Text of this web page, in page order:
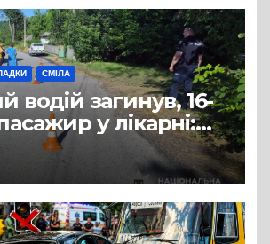
СМІЛА
водій загинув, 16-
у лікарні:
на